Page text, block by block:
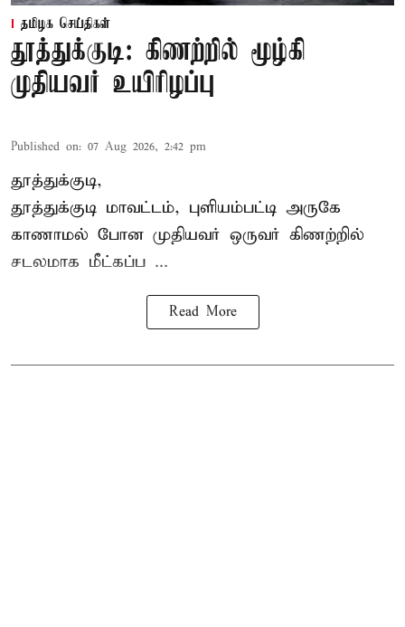
தமிழக செய்திகள்
தூத்துக்குடி: கிணற்றில் மூழ்கி
முதியவர் உயிரிழப்பு
Published on: 07 Aug 2026, 2:42 pm
தூத்துக்குடி,
தூத்துக்குடி மாவட்டம், புளியம்பட்டி அருகே
காணாமல் போன முதியவர் ஒருவர் கிணற்றில்
சடலமாக மீட்கப்ப ...
Read More